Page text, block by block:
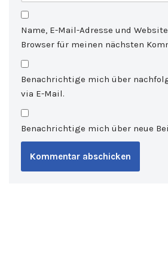
Name, E-Mail-Adresse und
Browser für meinen nächsten
Benachrichtige mich über
via E-Mail.
Benachrichtige mich über neue